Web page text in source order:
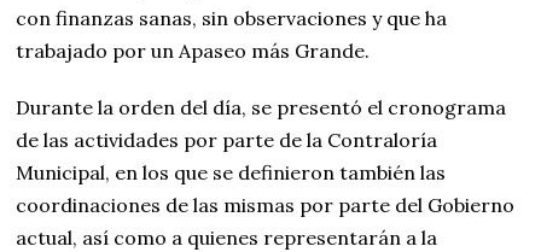
con finanzas sanas, sin observaciones y que ha
trabajado por un Apaseo más Grande.
Durante la orden del día, se presentó el cronograma
de las actividades por parte de la Contraloría
Municipal, en los que se definieron también las
coordinaciones de las mismas por parte del Gobierno
actual, así como a quienes representarán a la